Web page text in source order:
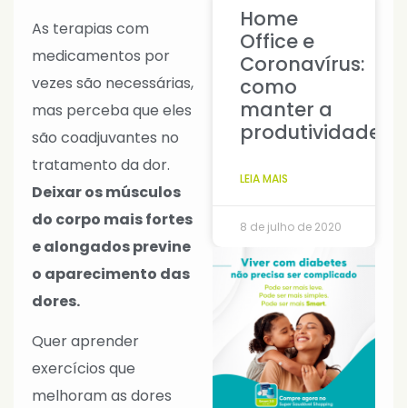
As terapias com
medicamentos por
vezes são necessárias,
mas perceba que eles
são coadjuvantes no
tratamento da dor.
Deixar os músculos
do corpo mais fortes
e alongados previne
o aparecimento das
dores.
Quer aprender
exercícios que
melhoram as dores
Home
Office e
Coronavírus:
como
manter a
produtividade?
LEIA MAIS
8 de julho de 2020